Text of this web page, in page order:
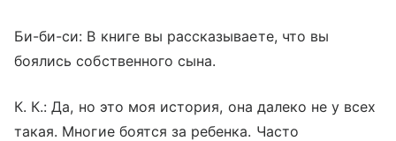
Би-би-си: В книге вы рассказываете, что вы
боялись собственного сына.
К. К.: Да, но это моя история, она далеко не у всех
такая. Многие боятся за ребенка. Часто